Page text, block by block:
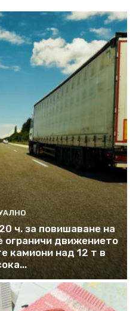
ч. за повишаване на
ограничи движението
камиони над 12 т в